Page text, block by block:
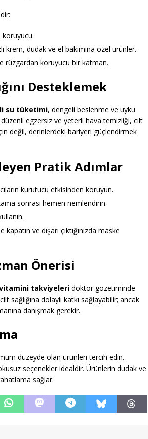
krem, dudak ve el bakımına özel ürünler.
rüzgardan koruyucu bir katman.
Desteklemek
su tüketimi, dengeli beslenme ve uyku
egzersiz ve yeterli hava temizliği, cilt
değil, derinlerdeki bariyeri güçlendirmek
Pratik Adımlar
kurutucu etkisinden koruyun.
sonrası hemen nemlendirin.
ve dışarı çıktığınızda maske
Önerisi
takviyeleri doktor gözetiminde
sağlığına dolaylı katkı sağlayabilir; ancak
danışmak gerekir.
düzeyde olan ürünleri tercih edin.
seçenekler idealdir. Ürünlerin dudak ve
sağlar.